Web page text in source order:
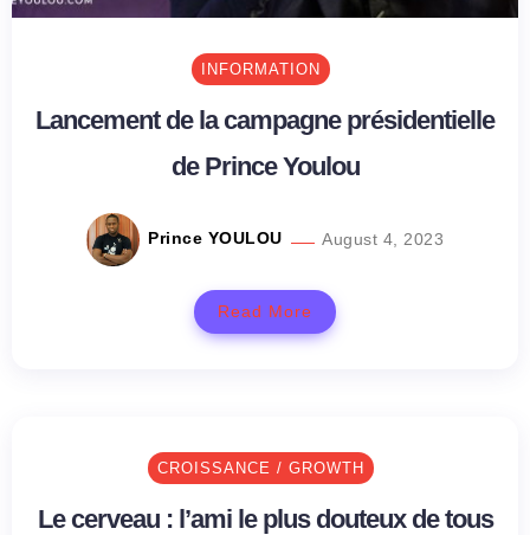
INFORMATION
Lancement de la campagne présidentielle
de Prince Youlou
Prince YOULOU August 4, 2023
Read More
CROISSANCE / GROWTH
Le cerveau : l’ami le plus douteux de tous